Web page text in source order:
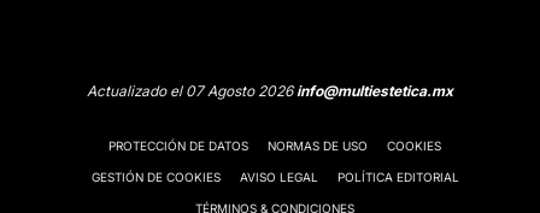
Actualizado el 07 Agosto 2026info@multiestetica.mx
PROTECCIÓN DE DATOS NORMAS DE USO COOKIES
GESTIÓN DE COOKIES AVISO LEGAL POLÍTICA EDITORIAL
TÉRMINOS & CONDICIONES